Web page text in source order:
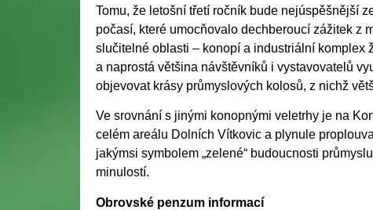
Tomu, že letošní třetí ročník bude nejúspěšnější
počasí, které umocňovalo dechberoucí zážitek z
slučitelné oblasti – konopí a industriální komplex
a naprostá většina návštěvníků i vystavovatelů
objevovat krásy průmyslových kolosů, z nichž
Ve srovnání s jinými konopnými veletrhy je na
celém areálu Dolních Vítkovic a plynule
jakýmsi symbolem „zelené“ budoucnosti
minulostí.
Obrovské penzum informací